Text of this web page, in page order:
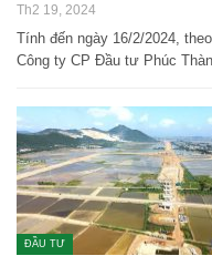
Th2 19, 2024
Tính đến ngày 16/2/2024,
Công ty CP Đầu tư Phúc
ĐẦU TƯ